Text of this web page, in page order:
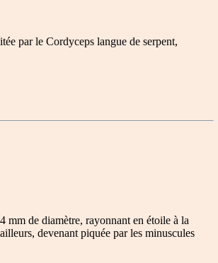
par le Cordyceps langue de serpent,
mm de diamètre, rayonnant en étoile à la
devenant piquée par les minuscules